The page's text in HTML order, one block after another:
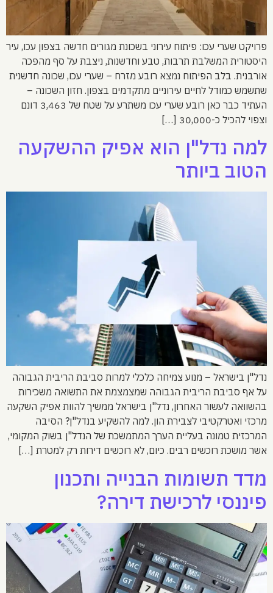
פרויקט שערי עכו: פיתוח עירוני בשכונת מגורים חדשה בצפון עכו, עיר
היסטורית המשלבת תרבות, טבע וחדשנות, ניצבת על סף מהפכה
אורבנית. בלב הפיתוח נמצא רובע מזרח – שערי עכו, שכונה חדשנית
שתשמש כמודל לחיים עירוניים מתקדמים בצפון. חזון השכונה –
העתיד כבר כאן רובע שערי עכו משתרע על שטח של 3,463 דונם
וצפוי להכיל כ-30,000 […]
למה נדל"ן הוא אפיק ההשקעה
הטוב ביותר
נדל"ן בישראל – מנוע צמיחה כלכלי למרות סביבת הריבית הגבוהה
על אף סביבת הריבית הגבוהה שמצמצמת את התשואה משכירות
בהשוואה לעשור האחרון, נדל"ן בישראל ממשיך להוות אפיק השקעה
מרכזי ואטרקטיבי לצבירת הון. למה להשקיע בנדל"ן? הסיבה
המרכזית טמונה בעליית הערך המתמשכת של הנדל"ן בשוק המקומי,
אשר מושכת רוכשים רבים. כיום, לא רוכשים דירות רק למטרת […]
מדד תשומות הבנייה ותכנון
פיננסי לרכישת דירה?